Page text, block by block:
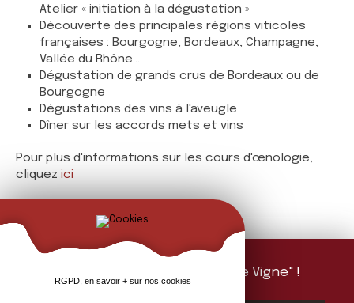
Atelier « initiation à la dégustation »
Découverte des principales régions viticoles
françaises : Bourgogne, Bordeaux, Champagne,
Vallée du Rhône...
Dégustation de grands crus de Bordeaux ou de
Bourgogne
Dégustations des vins à l'aveugle
Dîner sur les accords mets et vins
Pour plus d'informations sur les cours d'œnologie,
cliquez ici
Abonnez-vous à "La Feuille de Vigne" !
Mailing d'information 1 fois par mois
RGPD, en savoir + sur nos cookies